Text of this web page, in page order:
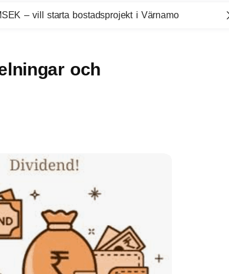
– vill starta bostadsprojekt i Värnamo
och